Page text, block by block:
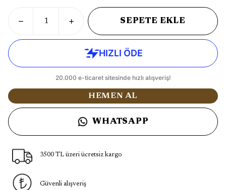
SEPETE EKLE
HEMEN AL
WHATSAPP
3500 TL üzeri ücretsiz kargo
Güvenli alışveriş